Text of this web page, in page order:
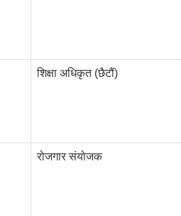
शिक्षा अधिकृत (छैटौं)
रोजगार संयोजक